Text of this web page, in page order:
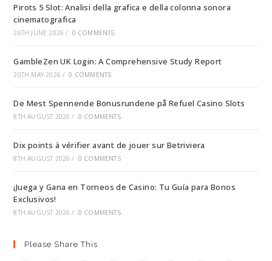
Pirots 5 Slot: Analisi della grafica e della colonna sonora
cinematografica
26TH JUNE 2026 / 0 COMMENTS
GambleZen UK Login: A Comprehensive Study Report
20TH MAY 2026 / 0 COMMENTS
De Mest Spennende Bonusrundene på Refuel Casino Slots
8TH AUGUST 2026 / 0 COMMENTS
Dix points à vérifier avant de jouer sur Betriviera
8TH AUGUST 2026 / 0 COMMENTS
¡Juega y Gana en Torneos de Casino: Tu Guía para Bonos
Exclusivos!
8TH AUGUST 2026 / 0 COMMENTS
Please Share This